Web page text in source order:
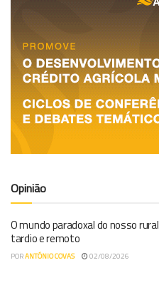
Opinião
O mundo paradoxal do nosso rural
tardio e remoto
PORANTÓNIO COVAS 02/08/2026